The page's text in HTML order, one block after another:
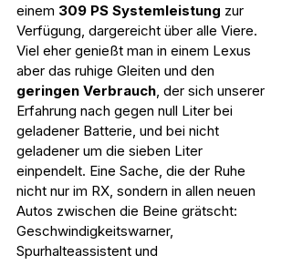
einem 309 PS Systemleistung zur
Verfügung, dargereicht über alle Viere.
Viel eher genießt man in einem Lexus
aber das ruhige Gleiten und den
geringen Verbrauch, der sich unserer
Erfahrung nach gegen null Liter bei
geladener Batterie, und bei nicht
geladener um die sieben Liter
einpendelt. Eine Sache, die der Ruhe
nicht nur im RX, sondern in allen neuen
Autos zwischen die Beine grätscht:
Geschwindigkeitswarner,
Spurhalteassistent und